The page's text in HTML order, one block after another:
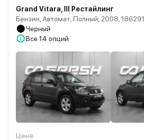
Grand Vitara, III Рестайлинг
Бензин, Автомат, Полный, 2008, 186291
Черный
Все 14 опций
Цена